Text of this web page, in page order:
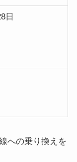
日
への乗り換え を